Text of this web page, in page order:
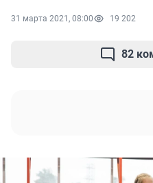
31 марта 2021, 08:00 19 202
82